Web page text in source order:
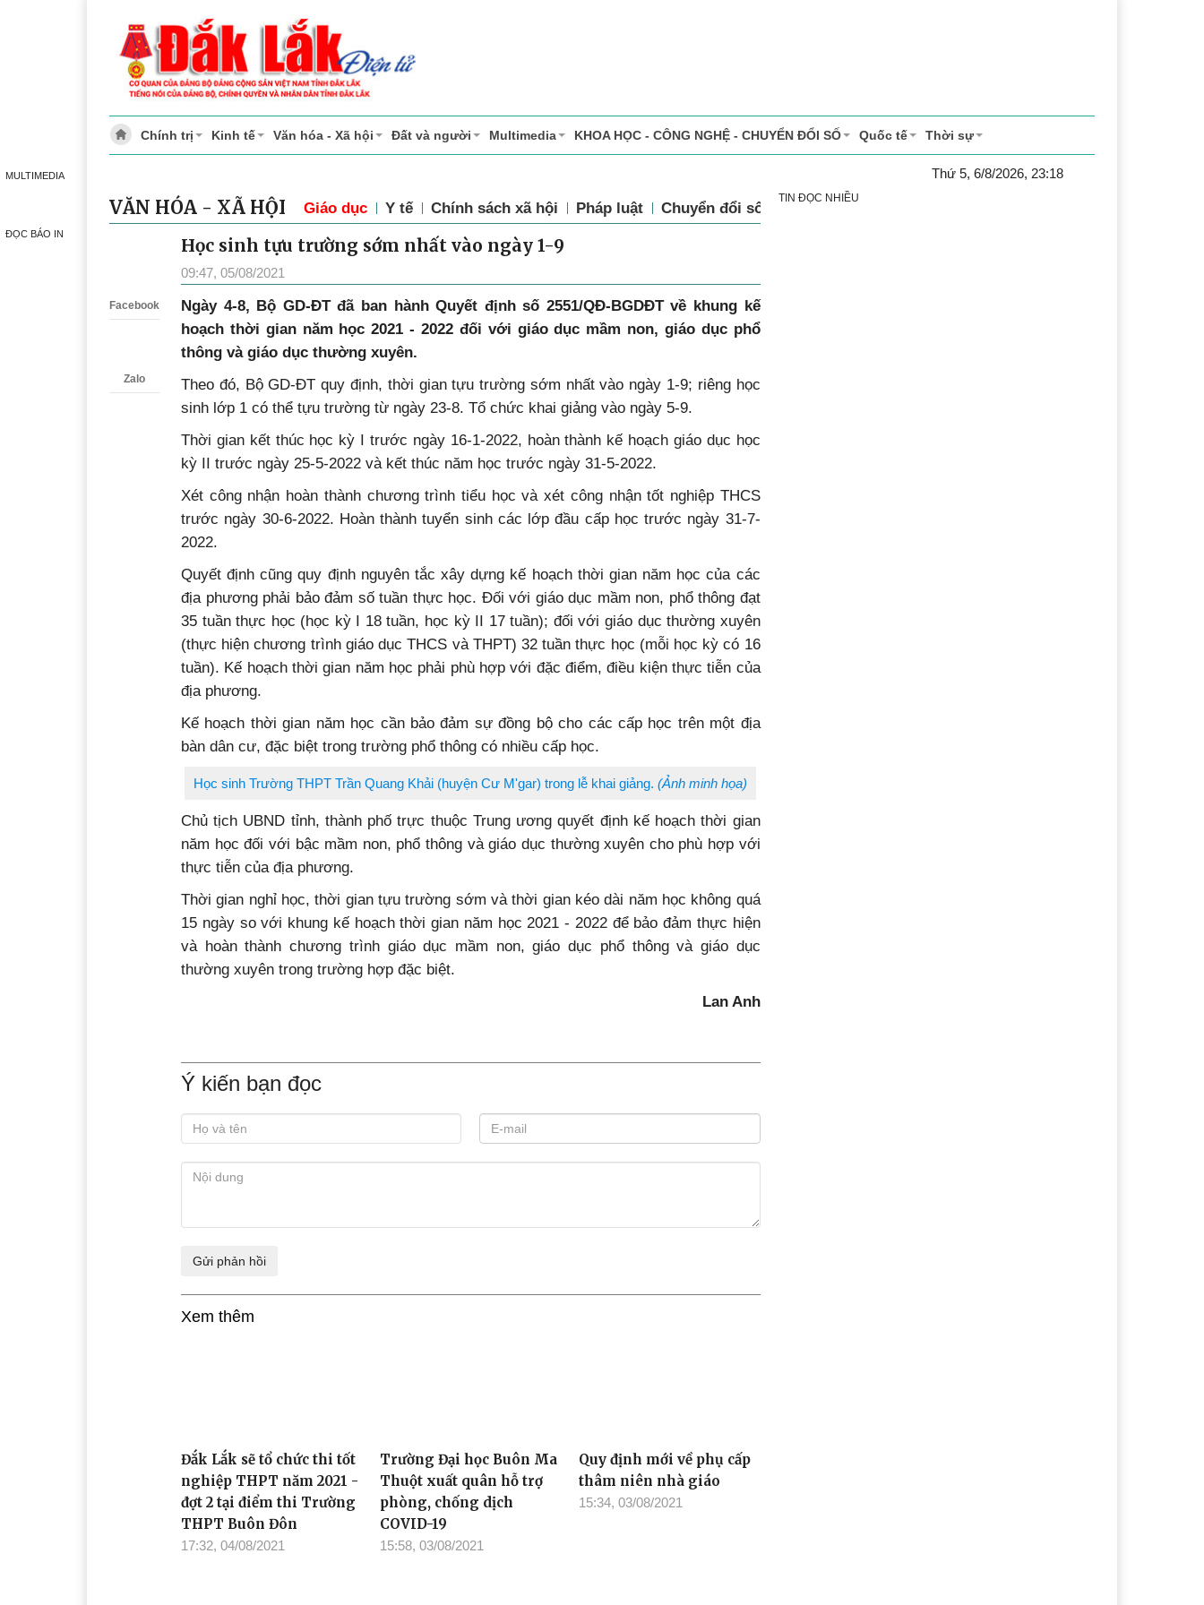
MULTIMEDIA
ĐỌC BÁO IN
Chính trị Kinh tế Văn hóa - Xã hội Đất và người Multimedia KHOA HỌC - CÔNG NGHỆ - CHUYỂN ĐỔI SỐ Quốc tế Thời sự
Thứ 5, 6/8/2026, 23:18
VĂN HÓA - XÃ HỘI Giáo dục Y tế Chính sách xã hội Pháp luật Chuyển đổi số Thể thao
Facebook
Zalo
Học sinh tựu trường sớm nhất vào ngày 1-9
09:47, 05/08/2021
Ngày 4-8, Bộ GD-ĐT đã ban hành Quyết định số 2551/QĐ-BGDĐT về khung kế
hoạch thời gian năm học 2021 - 2022 đối với giáo dục mầm non, giáo dục phổ
thông và giáo dục thường xuyên.
Theo đó, Bộ GD-ĐT quy định, thời gian tựu trường sớm nhất vào ngày 1-9; riêng học
sinh lớp 1 có thể tựu trường từ ngày 23-8. Tổ chức khai giảng vào ngày 5-9.
Thời gian kết thúc học kỳ I trước ngày 16-1-2022, hoàn thành kế hoạch giáo dục học
kỳ II trước ngày 25-5-2022 và kết thúc năm học trước ngày 31-5-2022.
Xét công nhận hoàn thành chương trình tiểu học và xét công nhận tốt nghiệp THCS
trước ngày 30-6-2022. Hoàn thành tuyển sinh các lớp đầu cấp học trước ngày 31-7-
2022.
Quyết định cũng quy định nguyên tắc xây dựng kế hoạch thời gian năm học của các
địa phương phải bảo đảm số tuần thực học. Đối với giáo dục mầm non, phổ thông đạt
35 tuần thực học (học kỳ I 18 tuần, học kỳ II 17 tuần); đối với giáo dục thường xuyên
(thực hiện chương trình giáo dục THCS và THPT) 32 tuần thực học (mỗi học kỳ có 16
tuần). Kế hoạch thời gian năm học phải phù hợp với đặc điểm, điều kiện thực tiễn của
địa phương.
Kế hoạch thời gian năm học cần bảo đảm sự đồng bộ cho các cấp học trên một địa
bàn dân cư, đặc biệt trong trường phổ thông có nhiều cấp học.
Học sinh Trường THPT Trần Quang Khải (huyện Cư M'gar) trong lễ khai giảng. (Ảnh minh họa)
Chủ tịch UBND tỉnh, thành phố trực thuộc Trung ương quyết định kế hoạch thời gian
năm học đối với bậc mầm non, phổ thông và giáo dục thường xuyên cho phù hợp với
thực tiễn của địa phương.
Thời gian nghỉ học, thời gian tựu trường sớm và thời gian kéo dài năm học không quá
15 ngày so với khung kế hoạch thời gian năm học 2021 - 2022 để bảo đảm thực hiện
và hoàn thành chương trình giáo dục mầm non, giáo dục phổ thông và giáo dục
thường xuyên trong trường hợp đặc biệt.
Lan Anh
Ý kiến bạn đọc
Xem thêm
Đắk Lắk sẽ tổ chức thi tốt
nghiệp THPT năm 2021 -
đợt 2 tại điểm thi Trường
THPT Buôn Đôn
17:32, 04/08/2021
Trường Đại học Buôn Ma
Thuột xuất quân hỗ trợ
phòng, chống dịch
COVID-19
15:58, 03/08/2021
Quy định mới về phụ cấp
thâm niên nhà giáo
15:34, 03/08/2021
TIN ĐỌC NHIỀU